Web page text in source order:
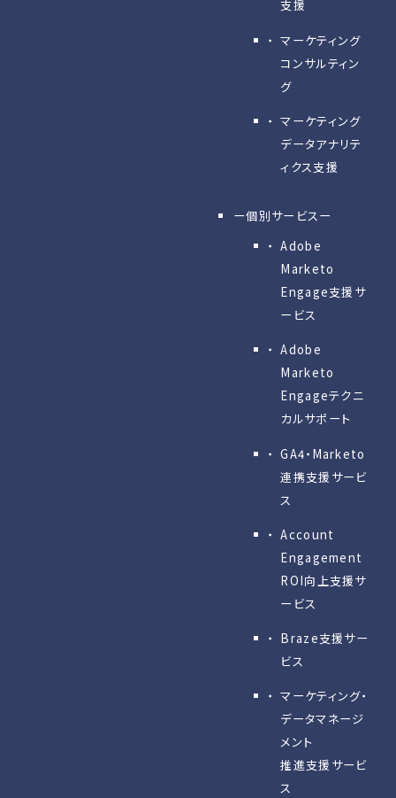
支援
マーケティング
コンサルティン
グ
マーケティング
データアナリテ
ィクス支援
ー個別サービスー
Adobe
Marketo
Engage⽀援サ
ービス
Adobe
Marketo
Engageテクニ
カルサポート
GA4・Marketo
連携支援サービ
ス
Account
Engagement
ROI向上支援サ
ービス
Braze支援サー
ビス
マーケティング・
データマネージ
メント
推進支援サービ
ス